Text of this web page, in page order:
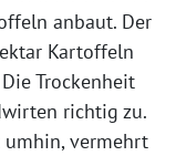
anbaut. Der
Kartoffeln
Trockenheit
richtig zu.
vermehrt